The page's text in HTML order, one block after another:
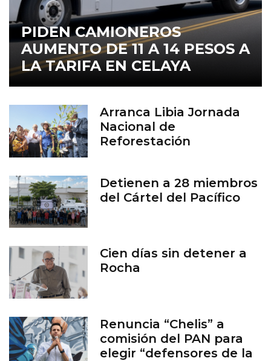
PIDEN CAMIONEROS
AUMENTO DE 11 A 14 PESOS A
LA TARIFA EN CELAYA
Arranca Libia Jornada
Nacional de
Reforestación
Detienen a 28 miembros
del Cártel del Pacífico
Cien días sin detener a
Rocha
Renuncia “Chelis” a
comisión del PAN para
elegir “defensores de la